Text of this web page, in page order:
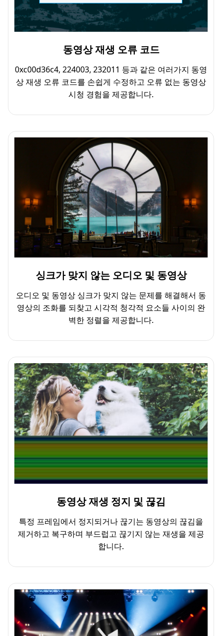
동영상 재생 오류 코드
0xc00d36c4, 224003, 232011 등과 같은 여러가지 동영
상 재생 오류 코드를 손쉽게 수정하고 오류 없는 동영상
시청 경험을 제공합니다.
싱크가 맞지 않는 오디오 및 동영상
오디오 및 동영상 싱크가 맞지 않는 문제를 해결해서 동
영상의 조화를 되찾고 시각적 청각적 요소들 사이의 완
벽한 정렬을 제공합니다.
동영상 재생 정지 및 끊김
특정 프레임에서 정지되거나 끊기는 동영상의 끊김을
제거하고 복구하며 부드럽고 끊기지 않는 재생을 제공
합니다.